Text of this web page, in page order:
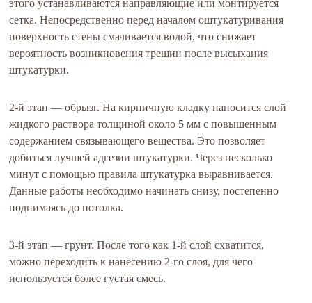
этого устанавливаются направляющие или монтируется
сетка. Непосредственно перед началом оштукатуривания
поверхность стены смачивается водой, что снижает
вероятность возникновения трещин после высыхания
штукатурки.
2-й этап — обрызг. На кирпичную кладку наносится слой
жидкого раствора толщиной около 5 мм с повышенным
содержанием связывающего вещества. Это позволяет
добиться лучшей адгезии штукатурки. Через несколько
минут с помощью правила штукатурка выравнивается.
Данные работы необходимо начинать снизу, постепенно
поднимаясь до потолка.
3-й этап — грунт. После того как 1-й слой схватится,
можно переходить к нанесению 2-го слоя, для чего
используется более густая смесь.